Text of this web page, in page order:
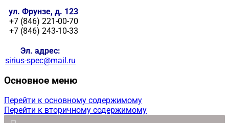
ул. Фрунзе, д. 123
+7 (846) 221-00-70
+7 (846) 243-10-33
Эл. адрес:
sirius-spec@mail.ru
Основное меню
Перейти к основному содержимому
Перейти к вторичному содержимому